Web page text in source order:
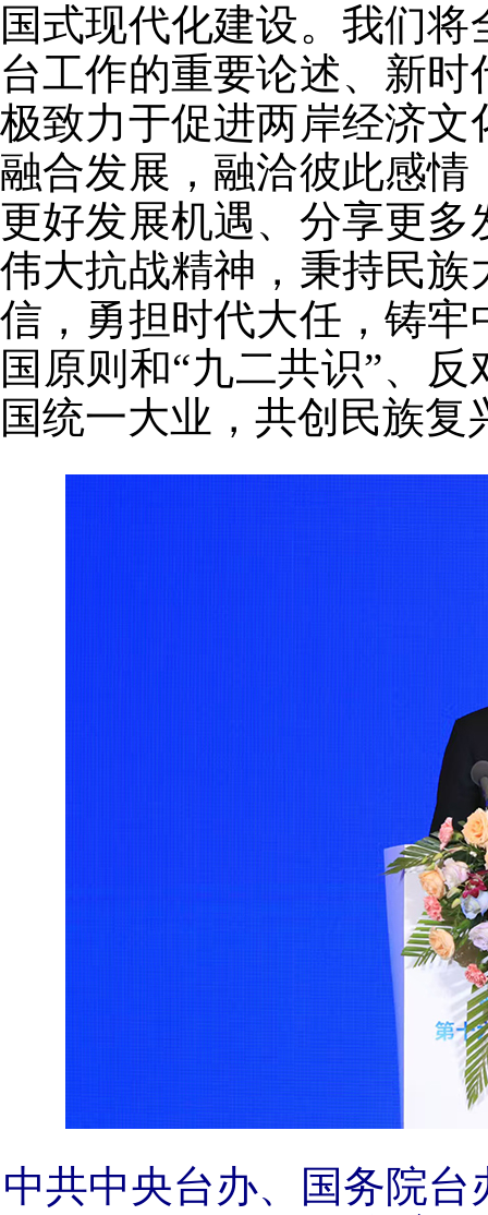
国式现代化建设。我们
台工作的重要论述、新
极致力于促进两岸经济
融合发展，融洽彼此感
更好发展机遇、分享更
伟大抗战精神，秉持民
信，勇担时代大任，铸
国原则和“九二共识”、
国统一大业，共创民族复
中共中央台办、国务院